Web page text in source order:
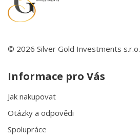
© 2026 Silver Gold Investments s.r.o.
Informace pro Vás
Jak nakupovat
Otázky a odpovědi
Spolupráce